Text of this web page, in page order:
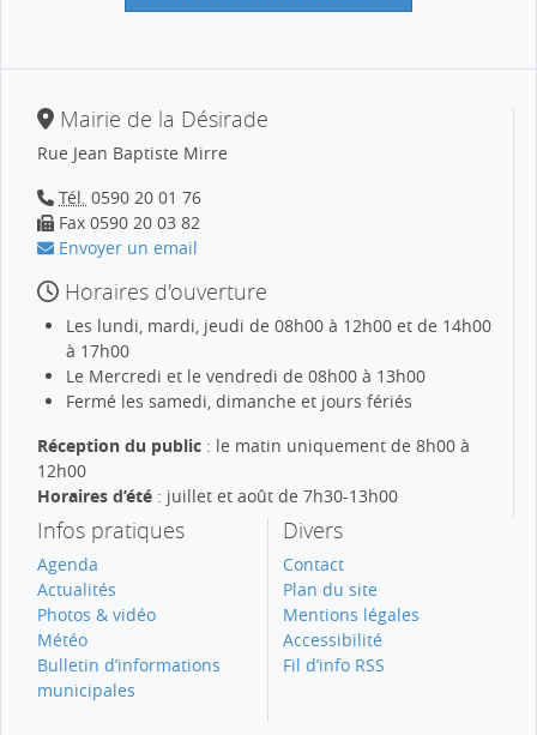
Mairie de la Désirade
Rue Jean Baptiste Mirre
Tél. 0590 20 01 76
Fax 0590 20 03 82
Envoyer un email
Horaires d'ouverture
Les lundi, mardi, jeudi de 08h00 à 12h00 et de 14h00
à 17h00
Le Mercredi et le vendredi de 08h00 à 13h00
Fermé les samedi, dimanche et jours fériés
Réception du public : le matin uniquement de 8h00 à
12h00
Horaires d’été : juillet et août de 7h30-13h00
Infos pratiques
Agenda
Actualités
Photos & vidéo
Météo
Bulletin d’informations
municipales
Divers
Contact
Plan du site
Mentions légales
Accessibilité
Fil d’info RSS